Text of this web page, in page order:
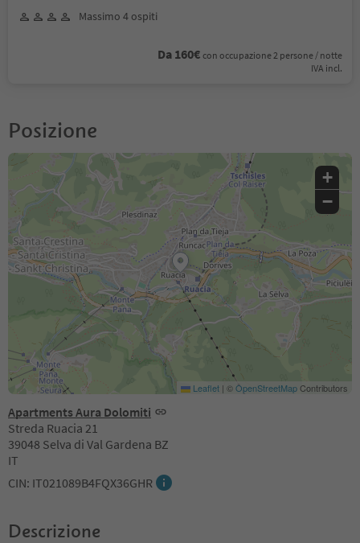
Massimo 4 ospiti
Da 160€ con occupazione 2 persone / notte
IVA incl.
Posizione
Apartments Aura Dolomiti
Streda Ruacia 21
39048 Selva di Val Gardena BZ
IT
CIN: IT021089B4FQX36GHR
+
−
Leaflet | ©OpenStreetMapContributors
Descrizione